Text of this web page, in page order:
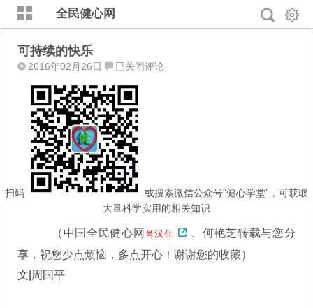
全民健心网
可持续的快乐
2016年02月26日
可
续
的
快
乐
已关闭评论
扫码
或搜索微信公众号“健心学堂”，可获取
大量科学实用的相关知识
（中国全民健心网 肖汉仕 、何艳芝转载与您分
享，祝您少点烦恼，多点开心！谢谢您的收藏）
文|周国平